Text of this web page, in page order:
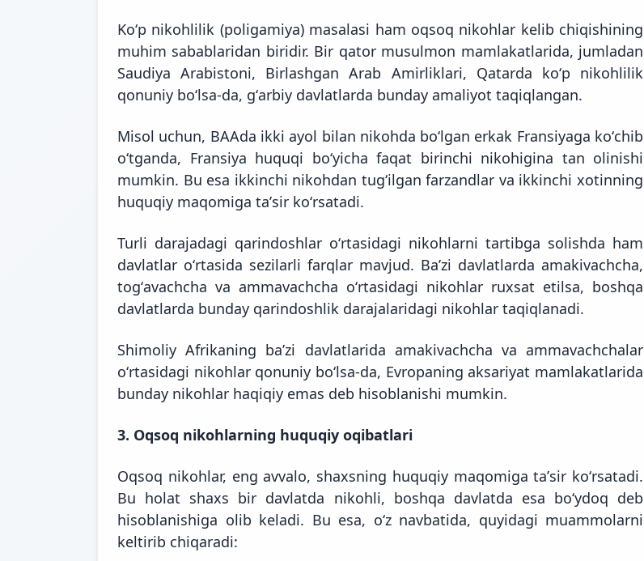
Koʻp nikohlilik (poligamiya) masalasi ham oqsoq nikohlar kelib chiqishining
muhim sabablaridan biridir. Bir qator musulmon mamlakatlarida, jumladan
Saudiya Arabistoni, Birlashgan Arab Amirliklari, Qatarda koʻp nikohlilik
qonuniy boʻlsa-da, gʻarbiy davlatlarda bunday amaliyot taqiqlangan.
Misol uchun, BAAda ikki ayol bilan nikohda boʻlgan erkak Fransiyaga koʻchib
oʻtganda, Fransiya huquqi boʻyicha faqat birinchi nikohigina tan olinishi
mumkin. Bu esa ikkinchi nikohdan tugʻilgan farzandlar va ikkinchi xotinning
huquqiy maqomiga taʼsir koʻrsatadi.
Turli darajadagi qarindoshlar oʻrtasidagi nikohlarni tartibga solishda ham
davlatlar oʻrtasida sezilarli farqlar mavjud. Baʼzi davlatlarda amakivachcha,
togʻavachcha va ammavachcha oʻrtasidagi nikohlar ruxsat etilsa, boshqa
davlatlarda bunday qarindoshlik darajalaridagi nikohlar taqiqlanadi.
Shimoliy Afrikaning baʼzi davlatlarida amakivachcha va ammavachchalar
oʻrtasidagi nikohlar qonuniy boʻlsa-da, Evropaning aksariyat mamlakatlarida
bunday nikohlar haqiqiy emas deb hisoblanishi mumkin.
3. Oqsoq nikohlarning huquqiy oqibatlari
Oqsoq nikohlar, eng avvalo, shaxsning huquqiy maqomiga taʼsir koʻrsatadi.
Bu holat shaxs bir davlatda nikohli, boshqa davlatda esa boʻydoq deb
hisoblanishiga olib keladi. Bu esa, oʻz navbatida, quyidagi muammolarni
keltirib chiqaradi: